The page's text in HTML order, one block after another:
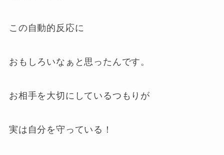
この自動的反応に
おもしろいなぁと思ったんです。
お相手を大切にしているつもりが
実は自分を守っている！